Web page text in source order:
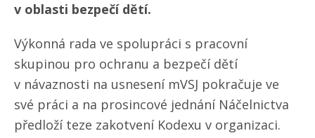
v oblasti bezpečí dětí.
Výkonná rada ve spolupráci s pracovní
skupinou pro ochranu a bezpečí dětí
v návaznosti na usnesení mVSJ pokračuje ve
své práci a na prosincové jednání Náčelnictva
předloží teze zakotvení Kodexu v organizaci.